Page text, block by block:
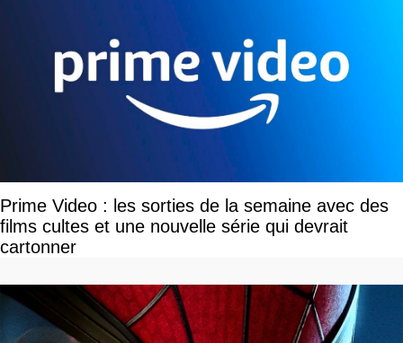
Prime Video : les sorties de la semaine avec des
films cultes et une nouvelle série qui devrait
cartonner